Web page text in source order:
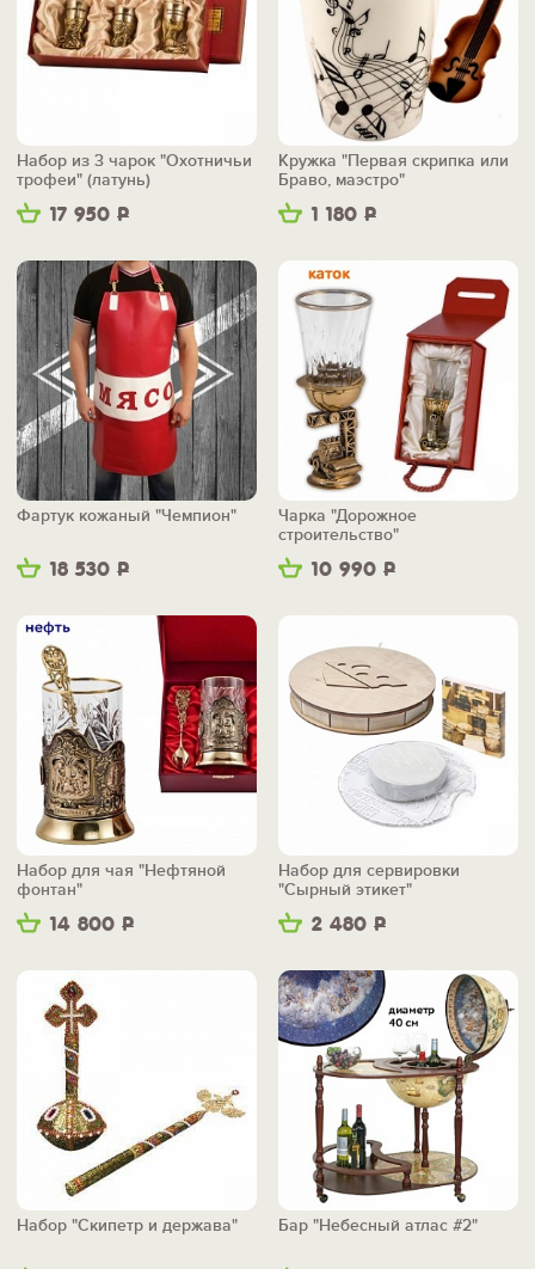
17 950 Р
Набор из 3 чарок "Охотничьи
трофеи" (латунь)
1 180 Р
Кружка "Первая скрипка или
Браво, маэстро"
18 530 Р
Фартук кожаный "Чемпион"
10 990 Р
Чарка "Дорожное
строительство"
14 800 Р
Набор для чая "Нефтяной
фонтан"
2 480 Р
Набор для сервировки
"Сырный этикет"
Набор "Скипетр и держава" Бар "Небесный атлас #2"